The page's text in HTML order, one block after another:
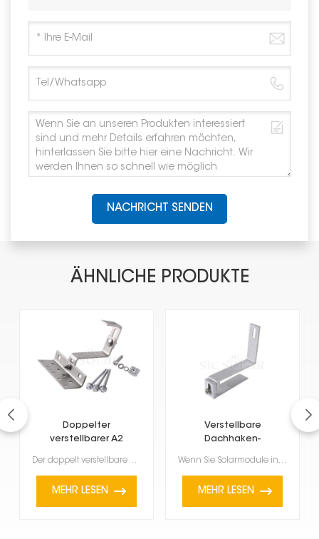
NACHRICHT SENDEN
ÄHNLICHE PRODUKTE
Doppelter
verstellbarer A2
Der doppelt verstellbare A2-Solar-Dachhaken dient der einfachen Montage von Solarmodulen auf Dächern...
MEHR LESEN
Verstellbare
Dachhaken-
Wenn Sie Solarmodule installieren, sind diese verstellbaren Aluminium-Dachhaken-Solarhalterungen ein...
MEHR LESEN